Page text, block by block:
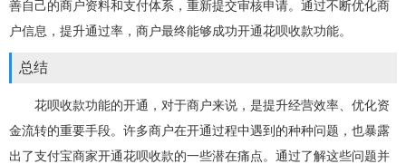
善自己的商户资料和支付体系，重新提交审核申请。通过不断优化商
户信息，提升通过率，商户最终能够成功开通花呗收款功能。
总结
花呗收款功能的开通，对于商户来说，是提升经营效率、优化资
金流转的重要手段。许多商户在开通过程中遇到的种种问题，也暴露
出了支付宝商家开通花呗收款的一些潜在痛点。通过了解这些问题并